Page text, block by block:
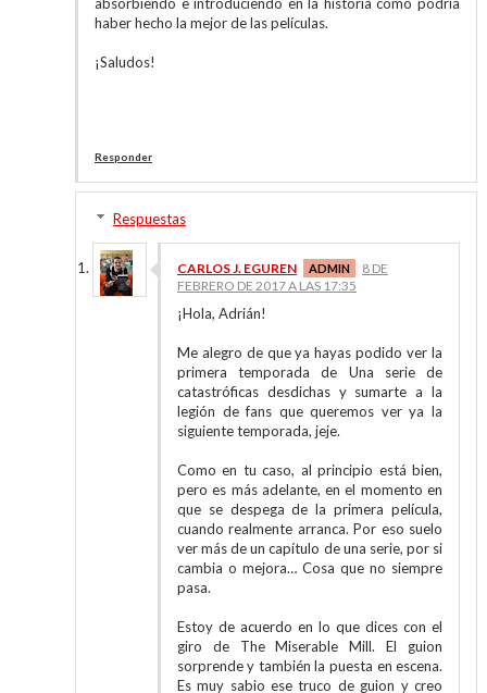
haber hecho la mejor de las películas.
¡Saludos!
Responder
Respuestas
CARLOS J. EGUREN
8 DE
FEBRERO DE 2017 A LAS 17:35
¡Hola, Adrián!
Me alegro de que ya hayas podido ver la
primera temporada de Una serie de
catastróficas desdichas y sumarte a la
legión de fans que queremos ver ya la
siguiente temporada, jeje.
Como en tu caso, al principio está bien,
pero es más adelante, en el momento en
que se despega de la primera película,
cuando realmente arranca. Por eso suelo
ver más de un capítulo de una serie, por si
cambia o mejora… Cosa que no siempre
pasa.
Estoy de acuerdo en lo que dices con el
giro de The Miserable Mill. El guion
sorprende y también la puesta en escena.
Es muy sabio ese truco de guion y creo